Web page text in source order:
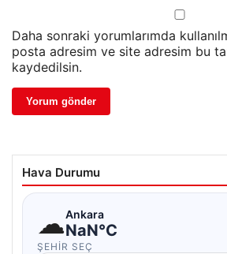
Daha sonraki yorumlarımda
posta adresim ve site adresim bu
kaydedilsin.
Hava Durumu
☁Ankara
NaN°C
ŞEHIR SEÇ